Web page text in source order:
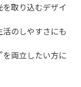
取り込むデザイ
のしやすさにも
両立したい方に